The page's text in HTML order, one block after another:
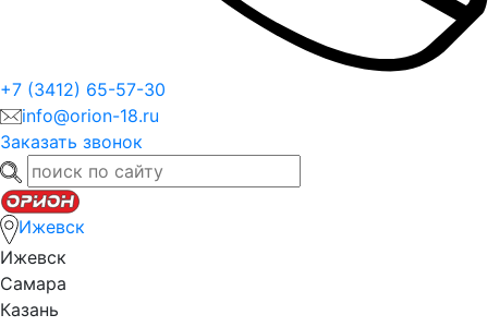
+7 (3412) 65-57-30
info@orion-18.ru
Заказать звонок
Ижевск
Ижевск
Самара
Казань